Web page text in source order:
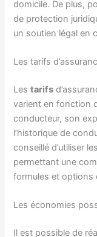
domicile. De plus,
de protection
un soutien légal en
Les tarifs
Lestarifs
varient en fonction
conducteur, son
l’historique de
conseillé d’utiliser
permettant une
formules et options
Les économies
Il est possible de